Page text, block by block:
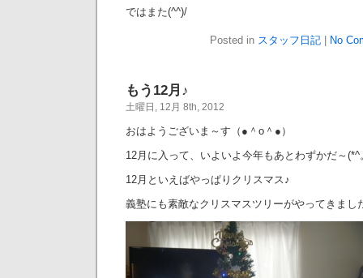
ではまた(^^)/
Posted in スタッフ日記 No
もう12月♪
土曜日, 12月 8th, 2012
おはようございま～す（●＾o＾●）
12月に入って、いよいよ今年もあとわずかだ～(*^
12月といえばやっぱりクリスマス♪
義塾にも素敵なクリスマスツリーがやってきま